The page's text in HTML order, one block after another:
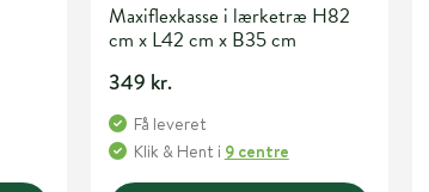
Maxiflexkasse i lærketræ H82
cm x L42 cm x B35 cm
349 kr.
Få leveret
Klik & Hent i 9 centre